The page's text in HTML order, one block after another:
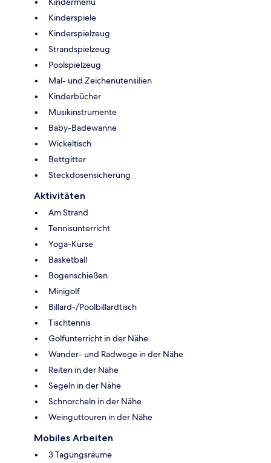
Kinderspiele
Kinderspielzeug
Strandspielzeug
Poolspielzeug
Mal- und Zeichenutensilien
Kinderbücher
Musikinstrumente
Baby-Badewanne
Wickeltisch
Bettgitter
Steckdosensicherung
Aktivitäten
Am Strand
Tennisunterricht
Yoga-Kurse
Basketball
Bogenschießen
Minigolf
Billard-/Poolbillardtisch
Tischtennis
Golfunterricht in der Nähe
Wander- und Radwege in der Nähe
Reiten in der Nähe
Segeln in der Nähe
Schnorcheln in der Nähe
Weinguttouren in der Nähe
Mobiles Arbeiten
3 Tagungsräume